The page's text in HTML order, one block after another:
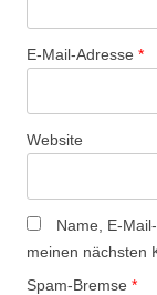
E-Mail-Adresse *
Website
Name, E-
meinen nächsten
Spam-Bremse *